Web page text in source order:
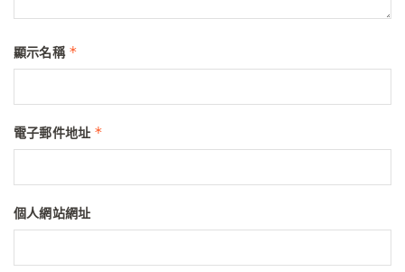
顯示名稱 *
電子郵件地址 *
個人網站網址